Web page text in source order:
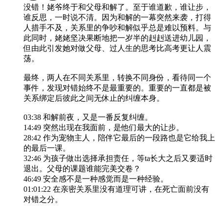
没错！姥爷终于和父母和解了。至于谁道歉，谁让步，
谁反思，一时说不清。因为和解的一幕突然来袭，打得
人措手不及，关系里的争吵和解似乎总是难以预料。与
此同时，姥姥坚决果断地把一岁半的赳赳送进幼儿园，
但由此引发她对做父母、过人生的思考比高考更让人震
荡。
最终，两人在不同关系里，转换不同身份，看待同一个
事件，发现对错始终不是最重要的。重要的一直都是被
关系绑定后彼此之间无休止的纠缠本身。
03:38 和解前夜，又是一番反复纠缠。
14:49 突然出现在我面前，是他们最大的让步。
28:42 作为宠物主人，陪伴它最后的一段路也是它给我上
的最后一课。
32:46 为孩子做出选择承担责任，等ta长大之后又要适时
退出。父母的课题谁能完美交卷？
46:49 安全感不是一种感觉而是一种经验。
01:01:22 在亲密关系里没有道理可讲，在死亡面前没有
对错之分。